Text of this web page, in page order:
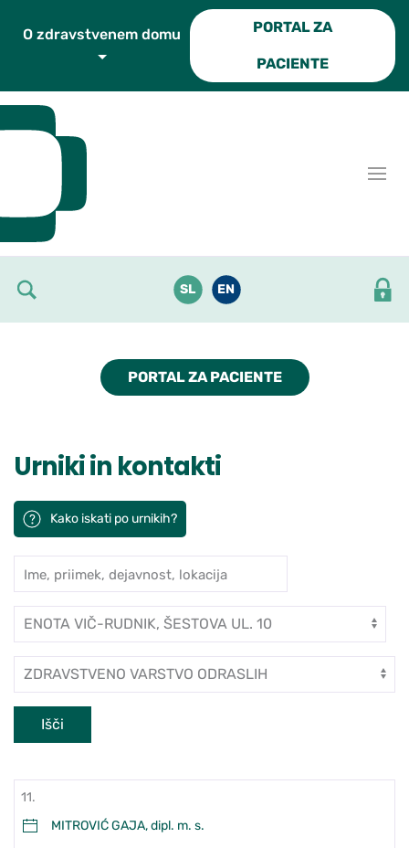
PORTAL ZA
PACIENTE
SL EN
PORTAL ZA PACIENTE
Urniki in kontakti
Kako iskati po urnikih?
Iskanje po ambulantah in
Ime, priimek, dejavnost, lokacija
Enota
Dejavnost
Išči
11.
MITROVIĆ GAJA, dipl. m. s.